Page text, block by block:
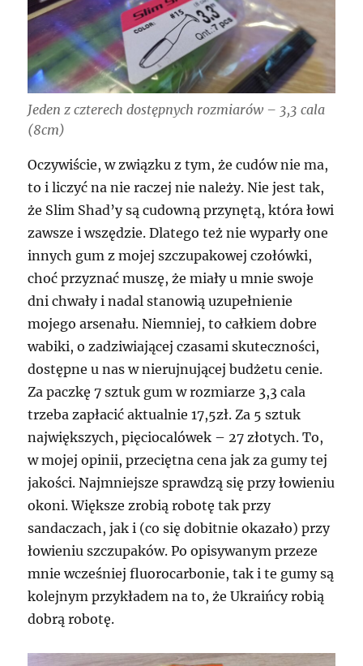
Jeden z czterech dostępnych rozmiarów – 3,3 cala
(8cm)
Oczywiście, w związku z tym, że cudów nie ma,
to i liczyć na nie raczej nie należy. Nie jest tak,
że Slim Shad’y są cudowną przynętą, która łowi
zawsze i wszędzie. Dlatego też nie wyparły one
innych gum z mojej szczupakowej czołówki,
choć przyznać muszę, że miały u mnie swoje
dni chwały i nadal stanowią uzupełnienie
mojego arsenału. Niemniej, to całkiem dobre
wabiki, o zadziwiającej czasami skuteczności,
dostępne u nas w nierujnującej budżetu cenie.
Za paczkę 7 sztuk gum w rozmiarze 3,3 cala
trzeba zapłacić aktualnie 17,5zł. Za 5 sztuk
największych, pięciocalówek – 27 złotych. To,
w mojej opinii, przeciętna cena jak za gumy tej
jakości. Najmniejsze sprawdzą się przy łowieniu
okoni. Większe zrobią robotę tak przy
sandaczach, jak i (co się dobitnie okazało) przy
łowieniu szczupaków. Po opisywanym przeze
mnie wcześniej fluorocarbonie, tak i te gumy są
kolejnym przykładem na to, że Ukraińcy robią
dobrą robotę.